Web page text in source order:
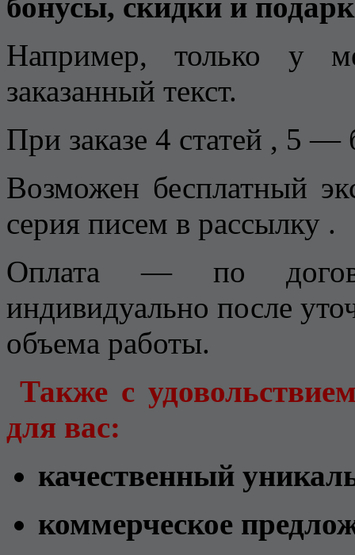
Например, только у
заказанный текст.
При заказе 4 статей , 5 —
Возможен бесплатный
серия писем в рассылку .
Оплата — по
индивидуально после
объема работы.
Также с
для вас:
качественный
коммерческое